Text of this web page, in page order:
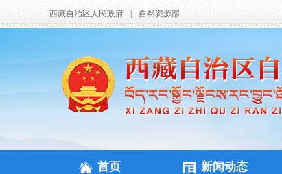
西藏自治区人民政府 自然资源部
首页 新闻动态